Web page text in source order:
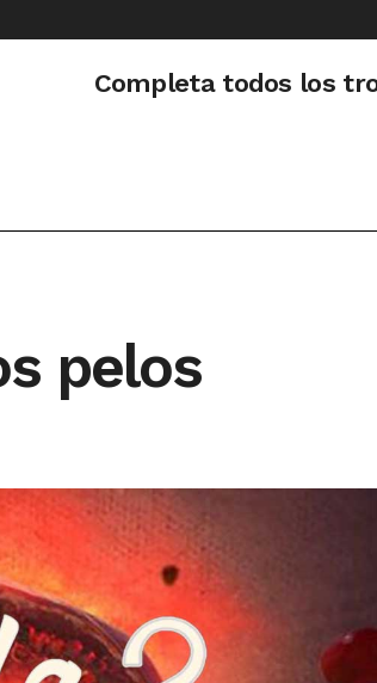
Completa todos los
pelos